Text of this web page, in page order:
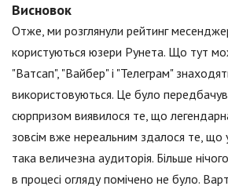
Висновок
Отже, ми розглянули рейтинг
користуються юзери Рунета. Що тут
"Ватсап", "Вайбер" і "Телеграм"
використовуються. Це було
сюрпризом виявилося те, що
зовсім вже нереальним здалося те, що
така величезна аудиторія. Більше
в процесі огляду помічено не було.